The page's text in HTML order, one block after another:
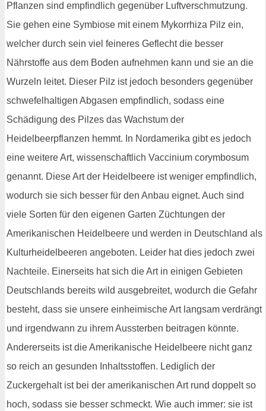
Pflanzen sind empfindlich gegenüber Luftverschmutzung.
Sie gehen eine Symbiose mit einem Mykorrhiza Pilz ein,
welcher durch sein viel feineres Geflecht die besser
Nährstoffe aus dem Boden aufnehmen kann und sie an die
Wurzeln leitet. Dieser Pilz ist jedoch besonders gegenüber
schwefelhaltigen Abgasen empfindlich, sodass eine
Schädigung des Pilzes das Wachstum der
Heidelbeerpflanzen hemmt. In Nordamerika gibt es jedoch
eine weitere Art, wissenschaftlich Vaccinium corymbosum
genannt. Diese Art der Heidelbeere ist weniger empfindlich,
wodurch sie sich besser für den Anbau eignet. Auch sind
viele Sorten für den eigenen Garten Züchtungen der
Amerikanischen Heidelbeere und werden in Deutschland als
Kulturheidelbeeren angeboten. Leider hat dies jedoch zwei
Nachteile. Einerseits hat sich die Art in einigen Gebieten
Deutschlands bereits wild ausgebreitet, wodurch die Gefahr
besteht, dass sie unsere einheimische Art langsam verdrängt
und irgendwann zu ihrem Aussterben beitragen könnte.
Andererseits ist die Amerikanische Heidelbeere nicht ganz
so reich an gesunden Inhaltsstoffen. Lediglich der
Zuckergehalt ist bei der amerikanischen Art rund doppelt so
hoch, sodass sie besser schmeckt. Wie auch immer: sie ist